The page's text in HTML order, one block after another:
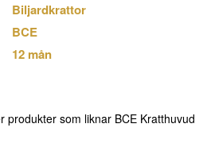
Biljardkrattor
BCE
12 mån
produkter som liknar BCE Kratthuvud